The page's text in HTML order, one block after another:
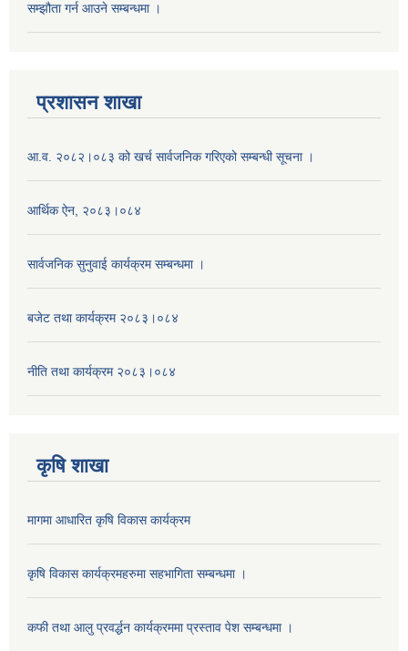
सम्झौता गर्न आउने सम्बन्धमा ।
प्रशासन शाखा
आ.व. २०८२।०८३ को खर्च सार्वजनिक गरिएको सम्बन्धी सूचना ।
आर्थिक ऐन, २०८३।०८४
सार्वजनिक सुनुवाई कार्यक्रम सम्बन्धमा ।
बजेट तथा कार्यक्रम २०८३।०८४
नीति तथा कार्यक्रम २०८३।०८४
कृषि शाखा
मागमा आधारित कृषि विकास कार्यक्रम
कृषि विकास कार्यक्रमहरुमा सहभागिता सम्बन्धमा ।
कफी तथा आलु प्रवर्द्धन कार्यक्रममा प्रस्ताव पेश सम्बन्धमा ।